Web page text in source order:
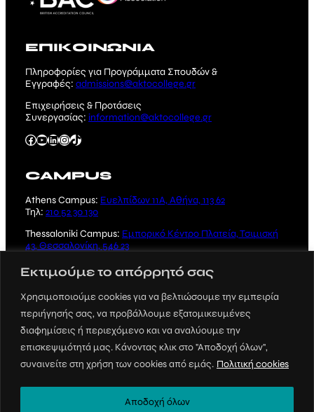
Εκτιμούμε το απόρρητό σας
Χρησιμοποιούμε cookies για να βελτιώσουμε την εμπειρία
περιήγησής σας, να προβάλλουμε εξατομικευμένες
διαφημίσεις ή περιεχόμενο και να αναλύουμε την
επισκεψιμότητά μας. Κάνοντας κλικ στο "Αποδοχή όλων",
συναινείτε στη χρήση των cookies από εμάς. Πολιτική cookies
Αποδοχή όλων
ΕΠΙΚΟΙΝΩΝΙΑ
Πληροφορίες για Προγράμματα Σπουδών &
Εγγραφές: admissions@aktocollege.gr
Επιχειρήσεις & Προτάσεις
Συνεργασίας: information@aktocollege.gr
Facebook YouTube Linkedin InstagramTikTok
CAMPUS
Athens Campus: Ευελπίδων 11Α, Αθήνα, 113 62
Τηλ: 210 52 30 130
Thessaloniki Campus: Εμπορικό Κέντρο Πλατεία, Τσιμισκή
43, Θεσσαλονίκη, 546 23
Crafted bySUSAMI